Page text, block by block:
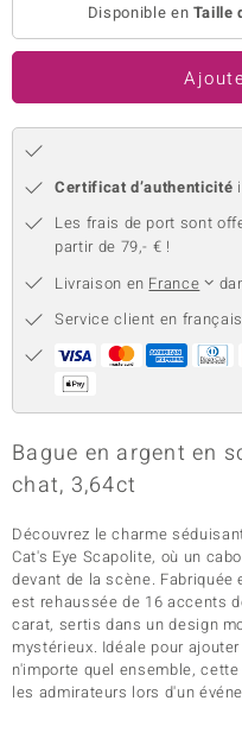
Disponible en Taille
Certificat d’authenticité
Les frais de port sont
partir de 79,- € !
Livraison en France
Service client en français
Bague en argent en
chat, 3,64ct
Découvrez le charme
Cat's Eye Scapolite, où un
devant de la scène.
est rehaussée de 16 accents
carat, sertis dans un design
mystérieux. Idéale pour
n'importe quel ensemble,
les admirateurs lors d'un